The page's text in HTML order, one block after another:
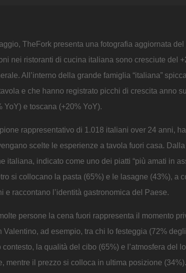
TheFork presenta una fotografia aggiornata del
nei ristoranti di cucina italiana sono cresciute del
All’interno della grande famiglia “italiana”
e che hanno registrato picchi di crescita anno
e toscana (+20% YoY).
rappresentativo di 1.018 italiani over 24 anni,
scelte le esperienze a tavola fuori casa.
italiana, indicato come uno dei piatti “più amati in
si collocano la pasta (65%) e le lasagne (43%), a
raccontano l’identità gastronomica del Paese.
persone la cena fuori rappresenta il momento
ad esempio, tra chi lo festeggia (72%
la qualità del cibo (65%) e l’atmosfera del
mentre il prezzo si colloca in ultima posizione (34%).